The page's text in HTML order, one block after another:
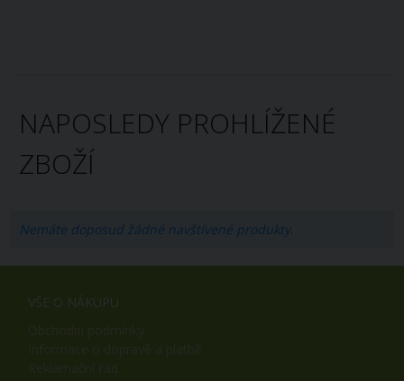
NAPOSLEDY PROHLÍŽENÉ
ZBOŽÍ
Nemáte doposud žádné navštívené produkty.
VŠE O NÁKUPU